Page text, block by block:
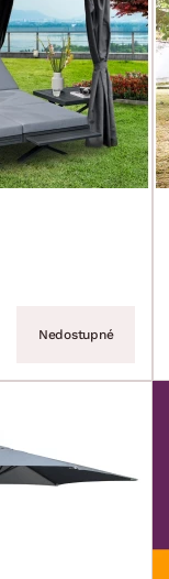
Nedostupné